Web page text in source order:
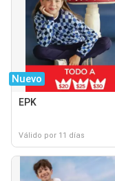
Nuevo
EPK
Válido por 11 días